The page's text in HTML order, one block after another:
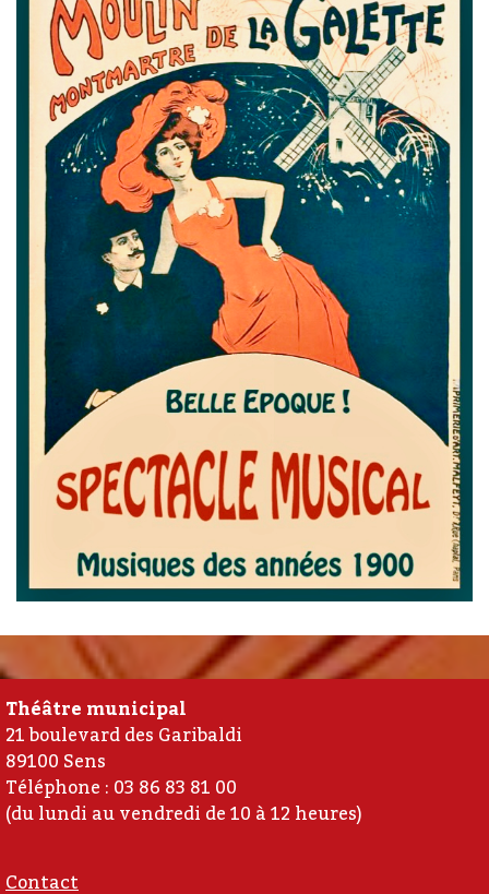
Théâtre municipal
21 boulevard des Garibaldi
89100 Sens
Téléphone : 03 86 83 81 00
(du lundi au vendredi de 10 à 12 heures)
Contact